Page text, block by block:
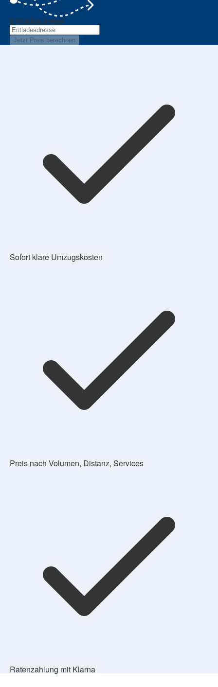
Entladeadresse
Jetzt Preis berechnen
Sofort klare Umzugskosten
Preis nach Volumen, Distanz, Services
Ratenzahlung mit Klarna